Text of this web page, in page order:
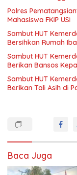
Polres
Mahasiswa FKIP USI
Sambut HUT
Bersihkan Rumah
Sambut HUT
Berikan Bansos
Sambut HUT
Berikan Tali Asih di
Baca Juga